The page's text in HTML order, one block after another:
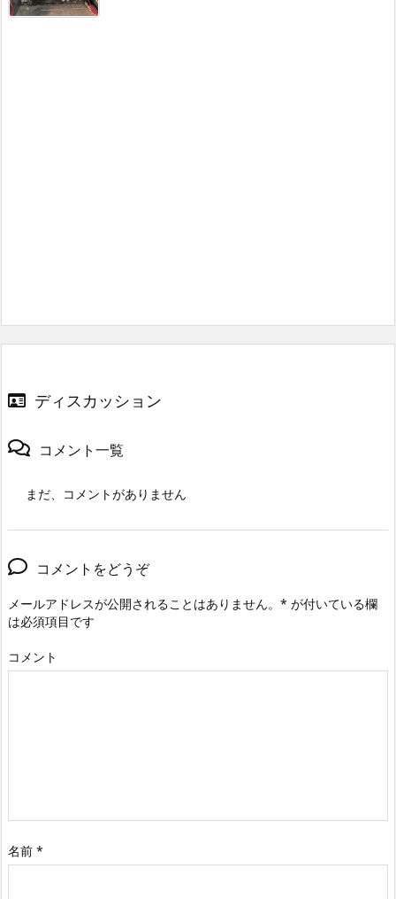
ディスカッション
コメント一覧
まだ、コメントがありません
コメントをどうぞ
メールアドレスが公開されることはありません。 * が付いている欄
は必須項目です
コメント
名前 *